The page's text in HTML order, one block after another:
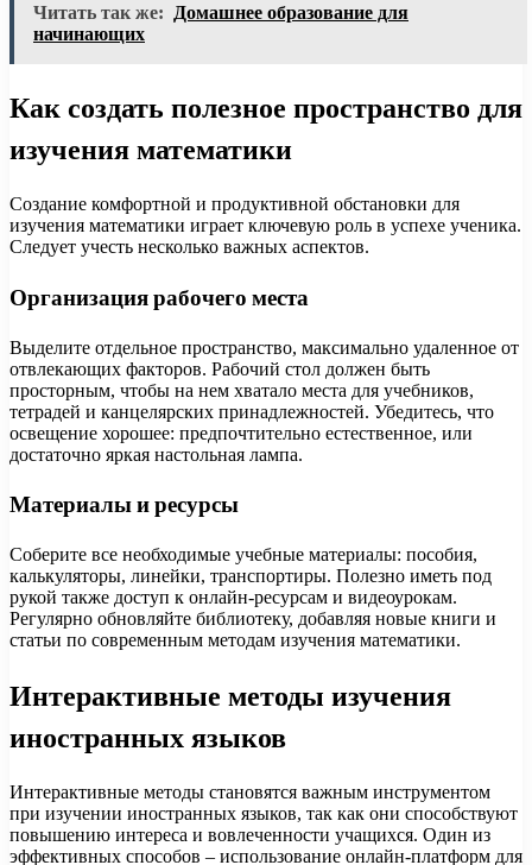
Читать так же:
Домашнее образование для
начинающих
Как создать полезное пространство для
изучения математики
Создание комфортной и продуктивной обстановки для
изучения математики играет ключевую роль в успехе ученика.
Следует учесть несколько важных аспектов.
Организация рабочего места
Выделите отдельное пространство, максимально удаленное от
отвлекающих факторов. Рабочий стол должен быть
просторным, чтобы на нем хватало места для учебников,
тетрадей и канцелярских принадлежностей. Убедитесь, что
освещение хорошее: предпочтительно естественное, или
достаточно яркая настольная лампа.
Материалы и ресурсы
Соберите все необходимые учебные материалы: пособия,
калькуляторы, линейки, транспортиры. Полезно иметь под
рукой также доступ к онлайн-ресурсам и видеоурокам.
Регулярно обновляйте библиотеку, добавляя новые книги и
статьи по современным методам изучения математики.
Интерактивные методы изучения
иностранных языков
Интерактивные методы становятся важным инструментом
при изучении иностранных языков, так как они способствуют
повышению интереса и вовлеченности учащихся. Один из
эффективных способов – использование онлайн-платформ для